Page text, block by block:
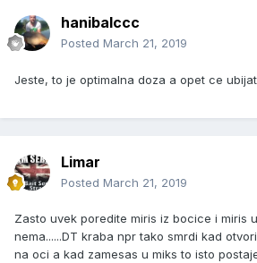
hanibalccc
Posted March 21, 2019
Jeste, to je optimalna doza a opet ce
Limar
Posted March 21, 2019
Zasto uvek poredite miris iz bocice i miris
nema......DT kraba npr tako smrdi kad
na oci a kad zamesas u miks to isto